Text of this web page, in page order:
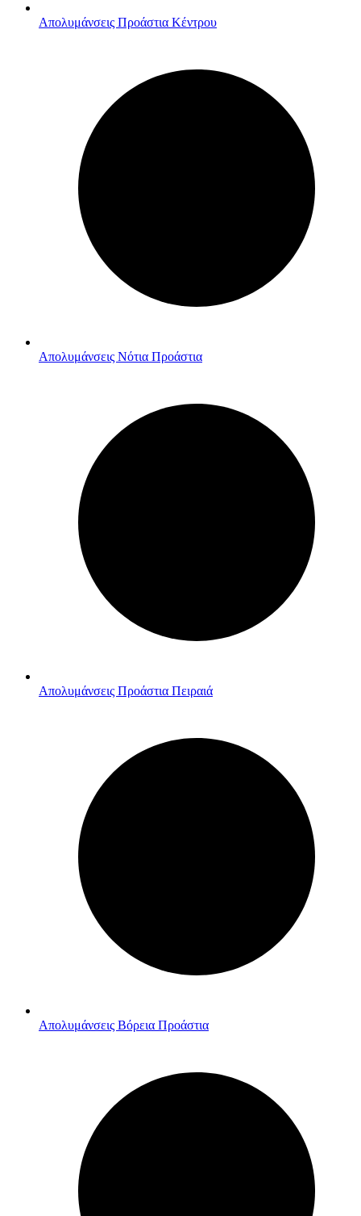
Απολυμάνσεις Προάστια Κέντρου
Απολυμάνσεις Νότια Προάστια
Απολυμάνσεις Προάστια Πειραιά
Απολυμάνσεις Βόρεια Προάστια